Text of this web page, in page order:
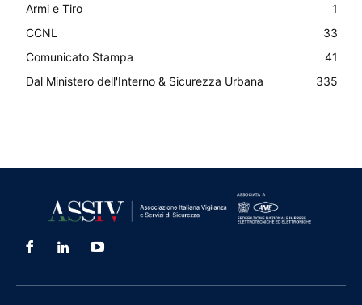
Armi e Tiro
1
CCNL
33
Comunicato Stampa
41
Dal Ministero dell'Interno & Sicurezza Urbana
335